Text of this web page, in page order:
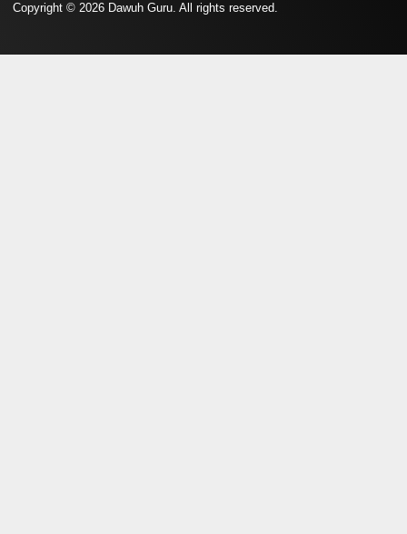
Copyright © 2026 Dawuh Guru. All rights reserved.